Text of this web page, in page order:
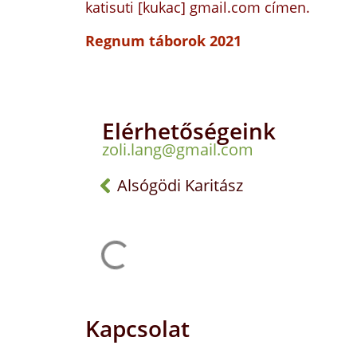
katisuti [kukac] gmail.com címen.
Regnum táborok 2021
Elérhetőségeink
zoli.lang@gmail.com
Alsógödi Karitász
Kapcsolat